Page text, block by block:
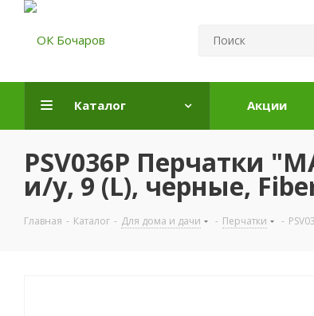
Каталог Акции
PSV036P Перчатки
и/у, 9 (L), черные,
Главная - Каталог - Для дома и дачи - Перчатки -